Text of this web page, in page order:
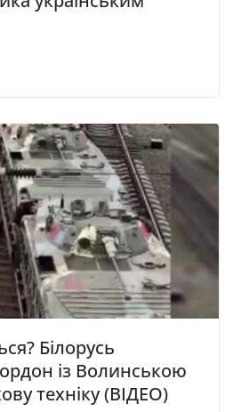
Білорусь
із Волинською
техніку (ВІДЕО)